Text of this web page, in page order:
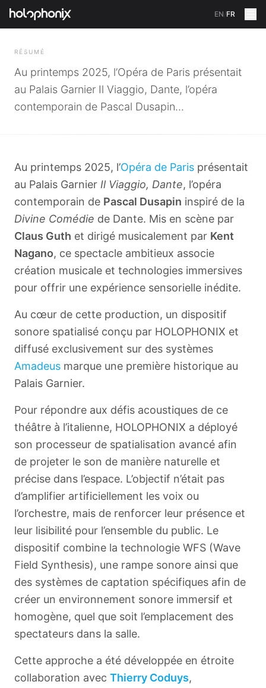
EN/FR
RETOUR
RÉSUMÉ
Au printemps 2025, l’Opéra de Paris présentait
au Palais Garnier Il Viaggio, Dante, l’opéra
contemporain de Pascal Dusapin...
Au printemps 2025, l’Opéra de Paris présentait
au Palais Garnier Il Viaggio, Dante, l’opéra
contemporain de Pascal Dusapin inspiré de la
Divine Comédie de Dante. Mis en scène par
Claus Guth et dirigé musicalement par Kent
Nagano, ce spectacle ambitieux associe
création musicale et technologies immersives
pour offrir une expérience sensorielle inédite.
Au cœur de cette production, un dispositif
sonore spatialisé conçu par HOLOPHONIX et
diffusé exclusivement sur des systèmes
Amadeus marque une première historique au
Palais Garnier.
Pour répondre aux défis acoustiques de ce
théâtre à l’italienne, HOLOPHONIX a déployé
son processeur de spatialisation avancé afin
de projeter le son de manière naturelle et
précise dans l’espace. L’objectif n’était pas
d’amplifier artificiellement les voix ou
l’orchestre, mais de renforcer leur présence et
leur lisibilité pour l’ensemble du public. Le
dispositif combine la technologie WFS (Wave
Field Synthesis), une rampe sonore ainsi que
des systèmes de captation spécifiques afin de
créer un environnement sonore immersif et
homogène, quel que soit l’emplacement des
spectateurs dans la salle.
Cette approche a été développée en étroite
collaboration avec Thierry Coduys,